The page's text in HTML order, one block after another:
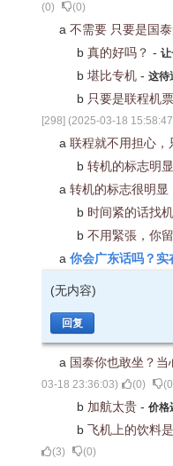
(0) (0)
a 不需要 只要是国
b 真的好吗？ - 让
b 堪比专机 - 这待
b 只要是联程机
[298] (2025-03-18 15:58:47
a 联程就不用担心，
b 转机的标志明
a 转机的标志很明显
b 时间紧的话找
b 不用緊張，你
a 你会广东话吗？
(无内容)
回复
a 国泰你也敢坐？
03-18 23:36:03) (0) (0
b 加航太贵 - 价格
b 飞机上的饮料
(3) (0)